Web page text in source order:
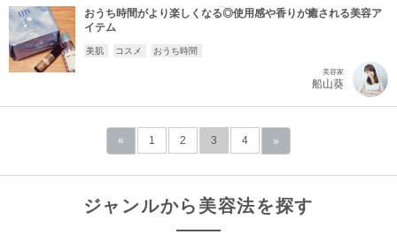
おうち時間がより楽しくなる◎使用感や香りが癒される美容ア
イテム
美肌 コスメ おうち時間
美容家
船山葵
« 1 2 3 4 »
ジャンルから美容法を探す